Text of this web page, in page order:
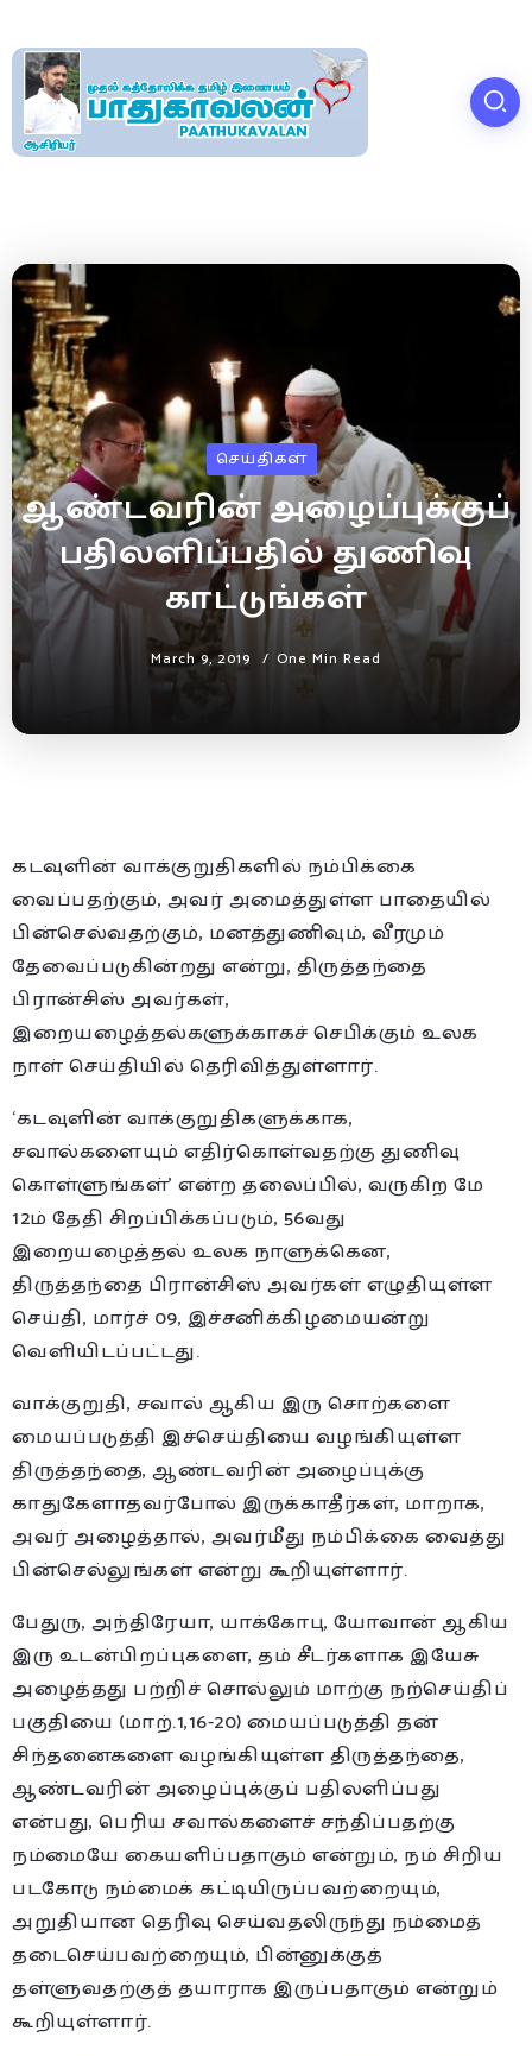
செய்திகள்
ஆண்டவரின் அழைப்புக்குப்
பதிலளிப்பதில் துணிவு
காட்டுங்கள்
March 9, 2019 One Min Read
கடவுளின் வாக்குறுதிகளில் நம்பிக்கை
வைப்பதற்கும், அவர் அமைத்துள்ள பாதையில்
பின்செல்வதற்கும், மனத்துணிவும், வீரமும்
தேவைப்படுகின்றது என்று, திருத்தந்தை
பிரான்சிஸ் அவர்கள்,
இறையழைத்தல்களுக்காகச் செபிக்கும் உலக
நாள் செய்தியில் தெரிவித்துள்ளார்.
‘கடவுளின் வாக்குறுதிகளுக்காக,
சவால்களையும் எதிர்கொள்வதற்கு துணிவு
கொள்ளுங்கள்’ என்ற தலைப்பில், வருகிற மே
12ம் தேதி சிறப்பிக்கப்படும், 56வது
இறையழைத்தல் உலக நாளுக்கென,
திருத்தந்தை பிரான்சிஸ் அவர்கள் எழுதியுள்ள
செய்தி, மார்ச் 09, இச்சனிக்கிழமையன்று
வெளியிடப்பட்டது.
வாக்குறுதி, சவால் ஆகிய இரு சொற்களை
மையப்படுத்தி இச்செய்தியை வழங்கியுள்ள
திருத்தந்தை, ஆண்டவரின் அழைப்புக்கு
காதுகேளாதவர்போல் இருக்காதீர்கள், மாறாக,
அவர் அழைத்தால், அவர்மீது நம்பிக்கை வைத்து
பின்செல்லுங்கள் என்று கூறியுள்ளார்.
பேதுரு, அந்திரேயா, யாக்கோபு, யோவான் ஆகிய
இரு உடன்பிறப்புகளை, தம் சீடர்களாக இயேசு
அழைத்தது பற்றிச் சொல்லும் மாற்கு நற்செய்திப்
பகுதியை (மாற்.1,16-20) மையப்படுத்தி தன்
சிந்தனைகளை வழங்கியுள்ள திருத்தந்தை,
ஆண்டவரின் அழைப்புக்குப் பதிலளிப்பது
என்பது, பெரிய சவால்களைச் சந்திப்பதற்கு
நம்மையே கையளிப்பதாகும் என்றும், நம் சிறிய
படகோடு நம்மைக் கட்டியிருப்பவற்றையும்,
அறுதியான தெரிவு செய்வதலிருந்து நம்மைத்
தடைசெய்பவற்றையும், பின்னுக்குத்
தள்ளுவதற்குத் தயாராக இருப்பதாகும் என்றும்
கூறியுள்ளார்.